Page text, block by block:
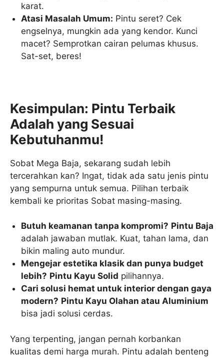
karat.
Atasi Masalah Umum: Pintu seret? Cek
engselnya, mungkin ada yang kendor. Kunci
macet? Semprotkan cairan pelumas khusus.
Sat-set, beres!
Kesimpulan: Pintu Terbaik
Adalah yang Sesuai
Kebutuhanmu!
Sobat Mega Baja, sekarang sudah lebih
tercerahkan kan? Ingat, tidak ada satu jenis pintu
yang sempurna untuk semua. Pilihan terbaik
kembali ke prioritas Sobat masing-masing.
Butuh keamanan tanpa kompromi? Pintu Baja
adalah jawaban mutlak. Kuat, tahan lama, dan
bikin maling auto mundur.
Mengejar estetika klasik dan punya budget
lebih? Pintu Kayu Solid pilihannya.
Cari solusi hemat untuk interior dengan gaya
modern? Pintu Kayu Olahan atau Aluminium
bisa jadi solusi cerdas.
Yang terpenting, jangan pernah korbankan
kualitas demi harga murah. Pintu adalah benteng